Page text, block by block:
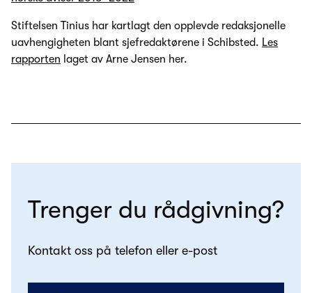
Stiftelsen Tinius har kartlagt den opplevde redaksjonelle
uavhengigheten blant sjefredaktørene i Schibsted. Les
rapporten laget av Arne Jensen her.
Trenger du rådgivning?
Kontakt oss på telefon eller e-post